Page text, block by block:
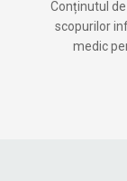
Conținutul
scopurilor
medic